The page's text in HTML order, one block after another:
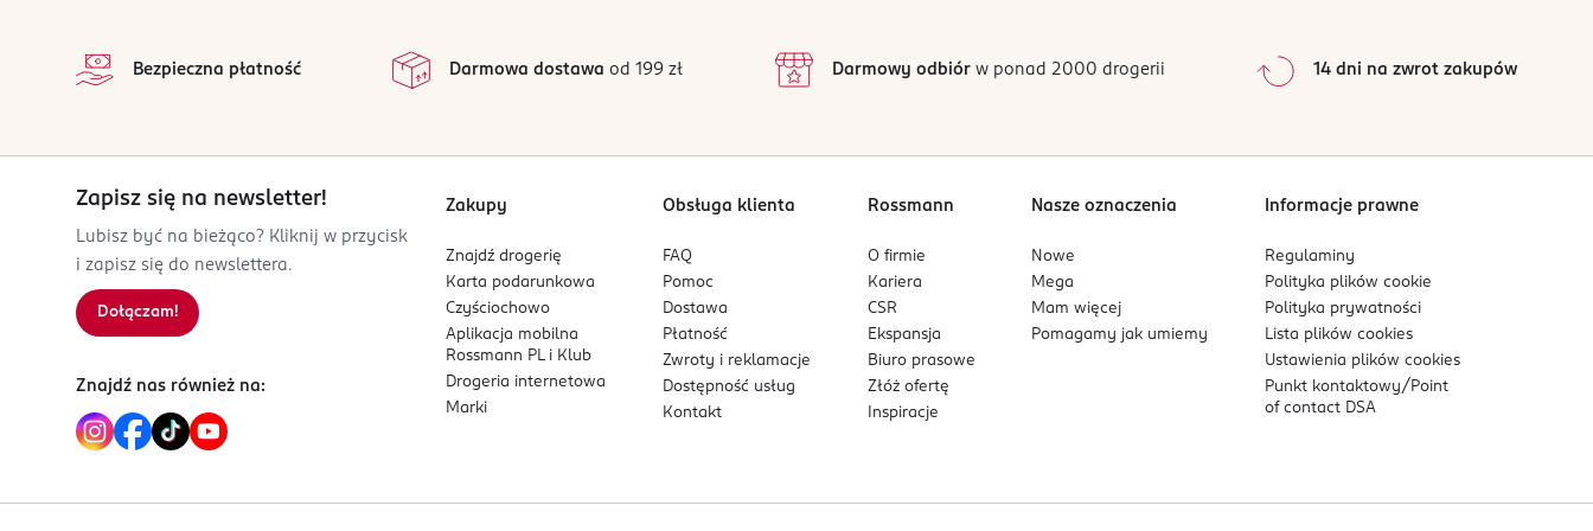
bez PEGów, parabenów, fenoksyetanolu i potencjalnych alergenów
wykonane z monomateriałów / nadaje się do recyklingu
Warszawa
Kod EAN
5 903738 756773
2
1
0%
Sortowanie wgdata: od najnowszej
Bezpieczna płatność Darmowa dostawa od 199 zł Darmowy odbiórw ponad 2000 drogerii 14 dni na zwrot zakupów
Zapisz się na newsletter!
Lubisz być na bieżąco? Kliknij w przycisk
i zapisz się do newslettera.
Dołączam!
Znajdź nas również na:
Zakupy
Znajdź drogerię
Karta podarunkowa
Czyściochowo
Aplikacja mobilna
Rossmann PL i Klub
Drogeria internetowa
Marki
Obsługa klienta
FAQ
Pomoc
Dostawa
Płatność
Zwroty i reklamacje
Dostępność usług
Kontakt
Rossmann
O firmie
Kariera
CSR
Ekspansja
Biuro prasowe
Złóż ofertę
Inspiracje
Nasze oznaczenia
Nowe
Mega
Mam więcej
Pomagamy jak umiemy
Informacje prawne
Regulaminy
Polityka plikówcookie
Polityka prywatności
Lista plikówcookies
Ustawienia plikówcookies
Punkt kontaktowy/ Point
of contact DSA